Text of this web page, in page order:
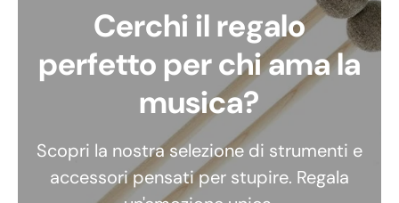
Cerchi il regalo
perfetto per chi ama la
musica?
Scopri la nostra selezione di strumenti e
accessori pensati per stupire. Regala